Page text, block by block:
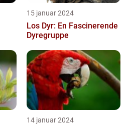
15 januar 2024
Los Dyr: En Fascinerende
Dyregruppe
14 januar 2024